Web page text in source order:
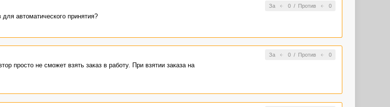
За 0/ Против 0
автоматического принятия?
За 0/ Против 0
просто не сможет взять заказ в работу. При взятии заказа на